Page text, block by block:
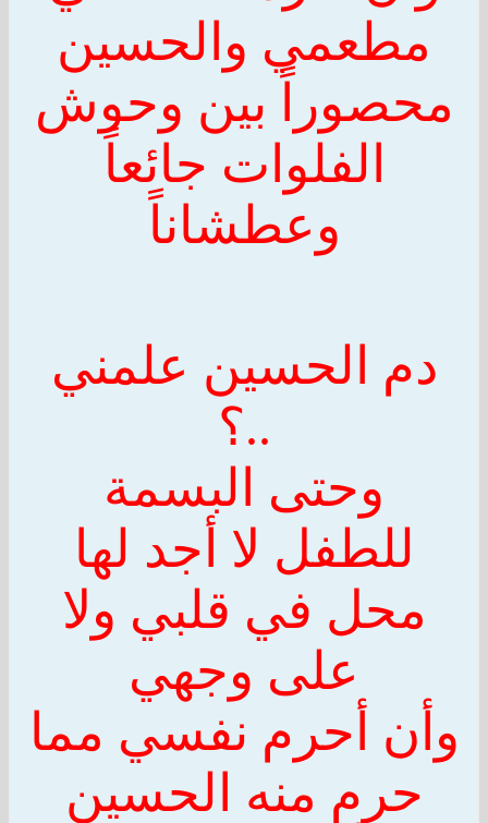
مطعمي والحسين
محصوراً بين وحوش
الفلوات جائعاً
وعطشاناً
دم الحسين علمني
..؟
وحتى البسمة
للطفل لا أجد لها
محل في قلبي ولا
على وجهي
وأن أحرم نفسي مما
حرم منه
الحسين